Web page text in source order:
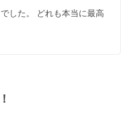
した。 どれも本当に最高